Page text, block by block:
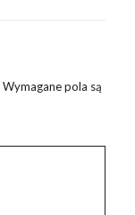
Wymagane pola są